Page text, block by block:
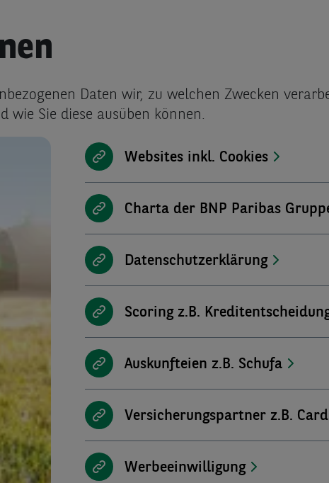
Daten wir, zu welchen Zwecken
wie Sie diese ausüben können.
Websites inkl. Cookies
Charta der BNP Paribas
Datenschutzerklärung
Scoring z.B.
Auskunfteien z.B. Schufa
Versicherungspartner z.B.
Werbeeinwilligung